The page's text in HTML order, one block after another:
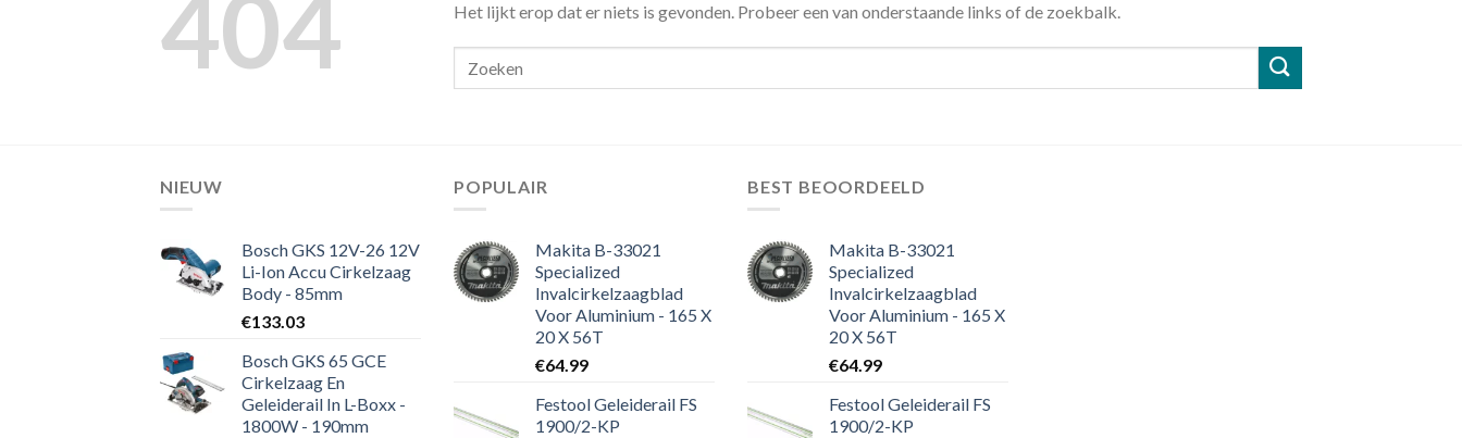
404 Het lijkt erop dat er niets is gevonden. Probeer een van onderstaande links of de zoekbalk.
NIEUW
Bosch GKS 12V-26 12V
Li-Ion Accu Cirkelzaag
Body - 85mm
€133.03
Bosch GKS 65 GCE
Cirkelzaag En
Geleiderail In L-Boxx -
1800W - 190mm
POPULAIR
Makita B-33021
Specialized
Invalcirkelzaagblad
Voor Aluminium - 165 X
20 X 56T
€64.99
Festool Geleiderail FS
1900/2-KP
BEST BEOORDEELD
Makita B-33021
Specialized
Invalcirkelzaagblad
Voor Aluminium - 165 X
20 X 56T
€64.99
Festool Geleiderail FS
1900/2-KP